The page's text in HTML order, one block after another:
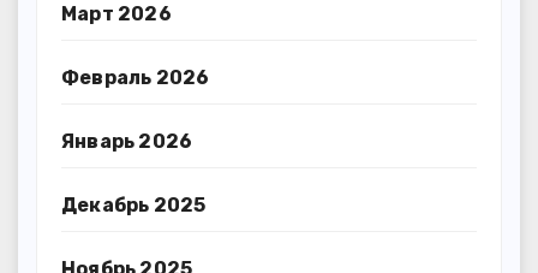
Март 2026
Февраль 2026
Январь 2026
Декабрь 2025